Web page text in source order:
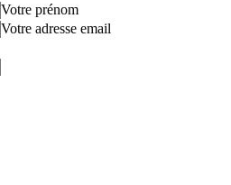
Votre prénom
Votre adresse email